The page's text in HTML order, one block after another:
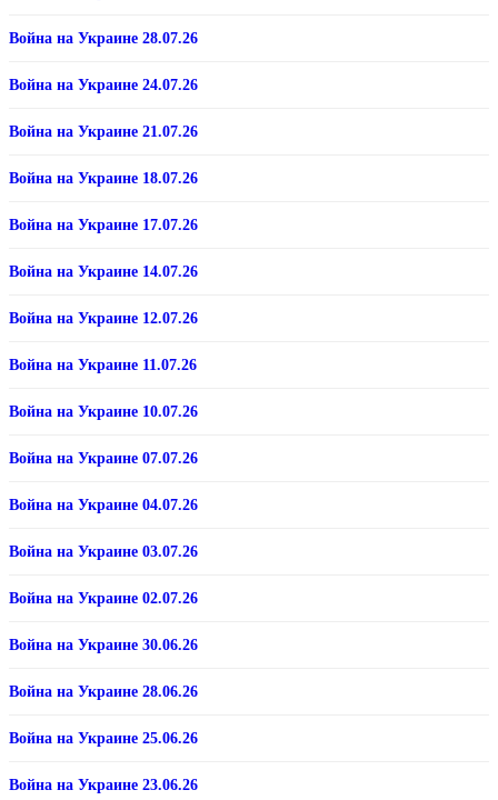
Война на Украине 28.07.26
Война на Украине 24.07.26
Война на Украине 21.07.26
Война на Украине 18.07.26
Война на Украине 17.07.26
Война на Украине 14.07.26
Война на Украине 12.07.26
Война на Украине 11.07.26
Война на Украине 10.07.26
Война на Украине 07.07.26
Война на Украине 04.07.26
Война на Украине 03.07.26
Война на Украине 02.07.26
Война на Украине 30.06.26
Война на Украине 28.06.26
Война на Украине 25.06.26
Война на Украине 23.06.26